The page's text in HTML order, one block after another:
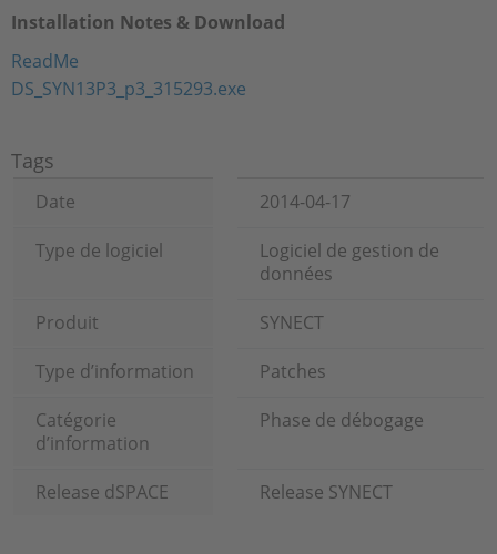
Installation Notes & Download
ReadMe
DS_SYN13P3_p3_315293.exe
Tags
Date
2014-04-17
Type de logiciel
Logiciel de gestion de
données
Produit
SYNECT
Type d’information
Patches
Catégorie
d’information
Phase de débogage
Release dSPACE Release SYNECT